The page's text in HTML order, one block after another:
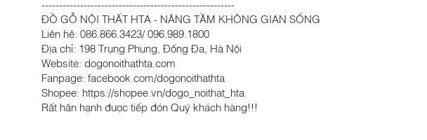
-------------------------------------------------------
ĐỒ GỖ NỘI THẤT HTA - NÂNG TẦM KHÔNG GIAN SỐNG
Liên hệ: 086.866.3423/ 096.989.1800
Địa chỉ: 198 Trụng Phụng, Đống Đa, Hà Nội
Website: dogonoithathta.com
Fanpage: facebook.com/dogonoithathta
Shopee: https://shopee.vn/dogo_noithat_hta
Rất hân hạnh được tiếp đón Quý khách hàng!!!